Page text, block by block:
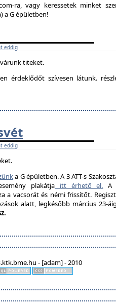
ra, vagy keressetek minket
a G épületben!
eddig
titeket.
érdeklődőt szívesen látunk.
eddig
a G épületben. A 3 ATT-s
plakátja itt érhető el. A
a vacsorát és némi frissítőt.
alatt, legkésőbb március 23-
- [adam] - 2010